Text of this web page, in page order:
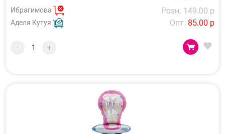
Ибрагимова
Аделя Кутуя
Розн. 149.00 р
Опт. 85.00 р
- +